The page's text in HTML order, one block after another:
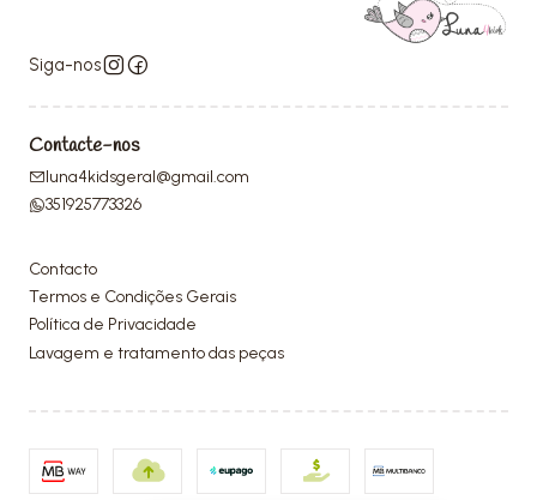
Siga-nos
Contacte-nos
luna4kidsgeral@gmail.com
351925773326
Contacto
Termos e Condições Gerais
Política de Privacidade
Lavagem e tratamento das peças